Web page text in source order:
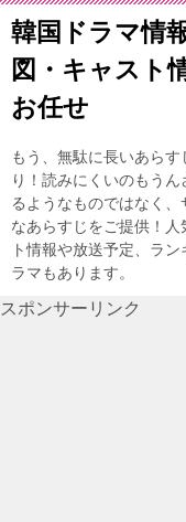
韓国ドラマ情
図・キャスト
お任せ
もう、無駄に長いあら
り！読みにくいのもう
るようなものではなく
なあらすじをご提供！
ト情報や放送予定、ラ
ラマもあります。
スポンサーリンク